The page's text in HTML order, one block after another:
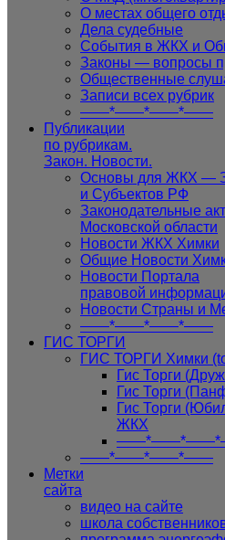
О местах общего
Дела судебные
События в ЖКХ и
Законы — вопросы
Общественные
Записи всех рубрик
——*——*——*——
Публикации
по рубрикам.
Закон. Новости.
Основы для ЖКХ —
и Субъектов РФ
Законодательные
Московской области
Новости ЖКХ Химки
Общие Новости
Новости Портала
правовой
Новости Страны и
——*——*——*——
ГИС ТОРГИ
ГИС ТОРГИ Химки
Гис Торги
Гис Торги
Гис Торги
ЖКХ
——*——*——*——
Метки
сайта
видео на сайте
школа